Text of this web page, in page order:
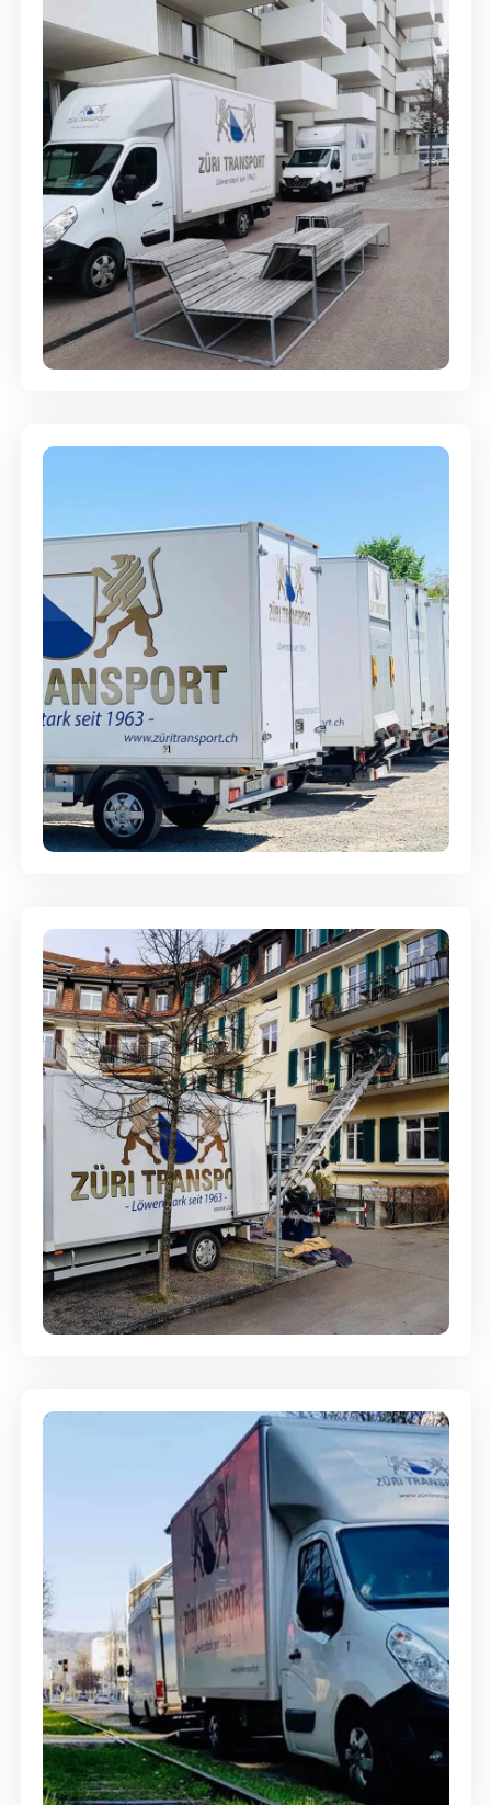
Umzugsreinigung - mit
Abgabegarantie
Möbellagerung - Alles sicher
aufbewahrt
Entsorgung & Räumung
Ein- und Auspackservice